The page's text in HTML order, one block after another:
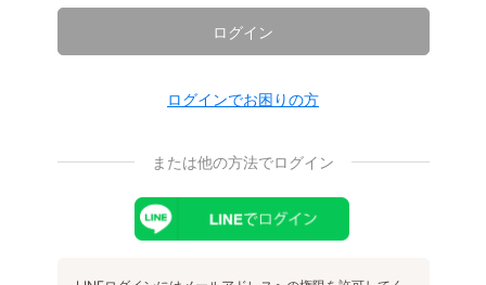
ログイン
ログインでお困りの方
または他の方法でログイン